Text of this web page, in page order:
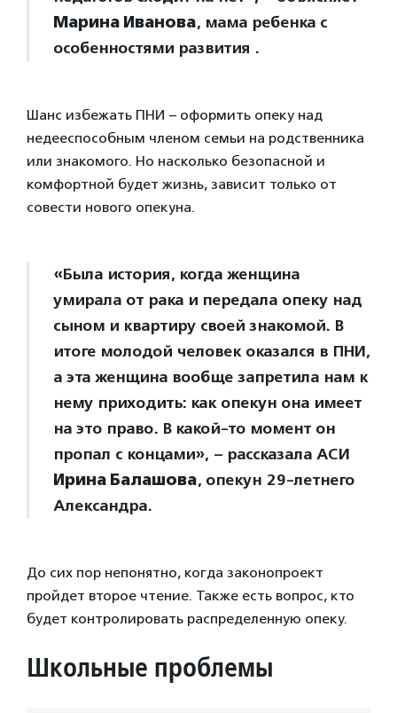
Марина Иванова, мама ребенка с
особенностями развития .
Шанс избежать ПНИ – оформить опеку над
недееспособным членом семьи на родственника
или знакомого. Но насколько безопасной и
комфортной будет жизнь, зависит только от
совести нового опекуна.
«Была история, когда женщина
умирала от рака и передала опеку над
сыном и квартиру своей знакомой. В
итоге молодой человек оказался в ПНИ,
а эта женщина вообще запретила нам к
нему приходить: как опекун она имеет
на это право. В какой-то момент он
пропал с концами», – рассказала АСИ
Ирина Балашова, опекун 29-летнего
Александра.
До сих пор непонятно, когда законопроект
пройдет второе чтение. Также есть вопрос, кто
будет контролировать распределенную опеку.
Школьные проблемы